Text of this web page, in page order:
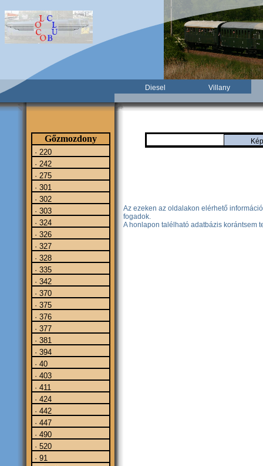
Diesel Villany
Gőzmozdony
· 220
· 242
· 275
· 301
· 302
· 303
· 324
· 326
· 327
· 328
· 335
· 342
· 370
· 375
· 376
· 377
· 381
· 394
· 40
· 403
· 411
· 424
· 442
· 447
· 490
· 520
· 91
Az ezeken az oldalakon elérhető
fogadok.
A honlapon talélható adatbázis korántsem